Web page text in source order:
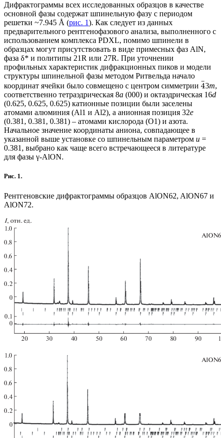
Дифрактограммы всех исследованных образцов в качестве
основной фазы содержат шпинельную фазу с периодом
решетки ~7.945 Å (рис. 1). Как следует из данных
предварительного рентгенофазового анализа, выполненного с
использованием комплекса PDXL, помимо шпинели в
образцах могут присутствовать в виде примесных фаз AlN,
фаза δ* и политипы 21R или 27R. При уточнении
профильных характеристик дифракционных пиков и модели
структуры шпинельной фазы методом Ритвельда начало
координат ячейки было совмещено с центром симметрии 4
¯3m,
соответственно тетраэдрическая 8a (000) и октаэдрическая 16d
(0.625, 0.625, 0.625) катионные позиции были заселены
атомами алюминия (Al1 и Al2), а анионная позиция 32e
(0.381, 0.381, 0.381) – атомами кислорода (O1) и азота.
Начальное значение координаты аниона, совпадающее в
указанной выше установке со шпинельным параметром u =
0.381, выбрано как чаще всего встречающееся в литературе
для фазы γ-AlON.
Рис. 1.
Рентгеновские дифрактограммы образцов AlON62, AlON67 и
AlON72.